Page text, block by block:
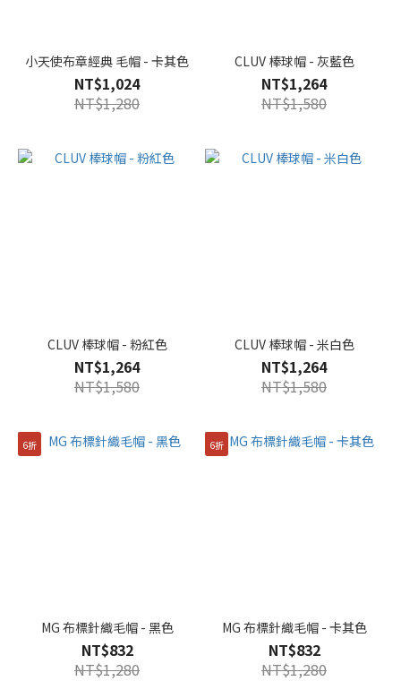
小天使布章經典 毛帽 - 卡其色
NT$1,024
NT$1,280
CLUV 棒球帽 - 灰藍色
NT$1,264
NT$1,580
CLUV 棒球帽 - 粉紅色
NT$1,264
NT$1,580
CLUV 棒球帽 - 米白色
NT$1,264
NT$1,580
6折
MG 布標針織毛帽 - 黑色
NT$832
NT$1,280
6折
MG 布標針織毛帽 - 卡其色
NT$832
NT$1,280